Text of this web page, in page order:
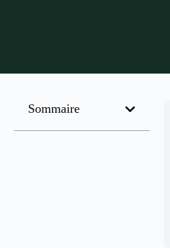
Sommaire